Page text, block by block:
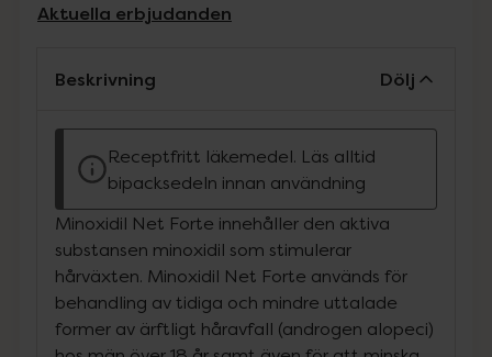
Aktuella erbjudanden
Beskrivning Dölj
Receptfritt läkemedel. Läs alltid
bipacksedeln innan användning
Minoxidil Net Forte innehåller den aktiva
substansen minoxidil som stimulerar
hårväxten. Minoxidil Net Forte används för
behandling av tidiga och mindre uttalade
former av ärftligt håravfall (androgen alopeci)